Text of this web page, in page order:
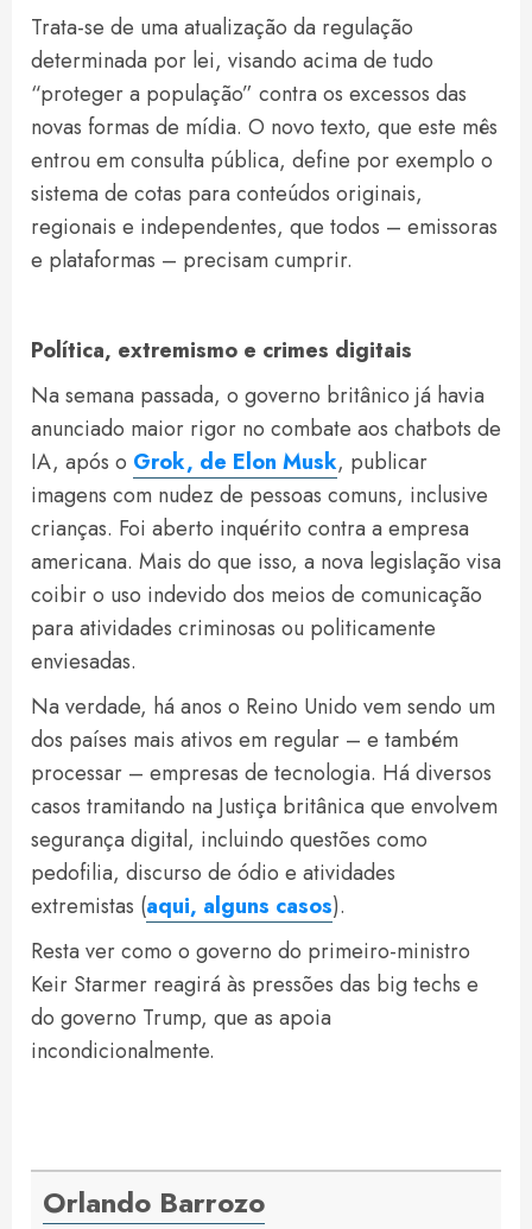
Trata-se de uma atualização da regulação
determinada por lei, visando acima de tudo
“proteger a população” contra os excessos das
novas formas de mídia. O novo texto, que este mês
entrou em consulta pública, define por exemplo o
sistema de cotas para conteúdos originais,
regionais e independentes, que todos – emissoras
e plataformas – precisam cumprir.
Política, extremismo e crimes digitais
Na semana passada, o governo britânico já havia
anunciado maior rigor no combate aos chatbots de
IA, após o Grok, de Elon Musk, publicar
imagens com nudez de pessoas comuns, inclusive
crianças. Foi aberto inquérito contra a empresa
americana. Mais do que isso, a nova legislação visa
coibir o uso indevido dos meios de comunicação
para atividades criminosas ou politicamente
enviesadas.
Na verdade, há anos o Reino Unido vem sendo um
dos países mais ativos em regular – e também
processar – empresas de tecnologia. Há diversos
casos tramitando na Justiça britânica que envolvem
segurança digital, incluindo questões como
pedofilia, discurso de ódio e atividades
extremistas (aqui, alguns casos).
Resta ver como o governo do primeiro-ministro
Keir Starmer reagirá às pressões das big techs e
do governo Trump, que as apoia
incondicionalmente.
Orlando Barrozo